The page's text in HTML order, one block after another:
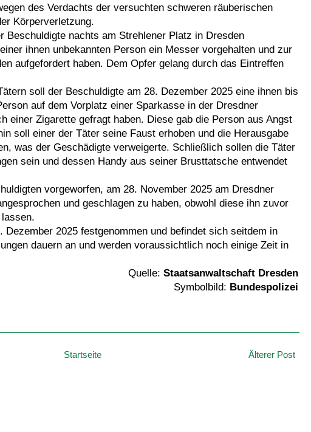
des Verdachts der versuchten schweren räuberischen
Körperverletzung.
Beschuldigte nachts am Strehlener Platz in Dresden
ihnen unbekannten Person ein Messer vorgehalten und zur
aufgefordert haben. Dem Opfer gelang durch das Eintreffen
soll der Beschuldigte am 28. Dezember 2025 eine ihnen bis
auf dem Vorplatz einer Sparkasse in der Dresdner
einer Zigarette gefragt haben. Diese gab die Person aus Angst
soll einer der Täter seine Faust erhoben und die Herausgabe
was der Geschädigte verweigerte. Schließlich sollen die Täter
sein und dessen Handy aus seiner Brusttatsche entwendet
vorgeworfen, am 28. November 2025 am Dresdner
und geschlagen zu haben, obwohl diese ihn zuvor
Dezember 2025 festgenommen und befindet sich seitdem in
dauern an und werden voraussichtlich noch einige Zeit in
Quelle: Staatsanwaltschaft Dresden
Symbolbild: Bundespolizei
Älterer Post
Startseite